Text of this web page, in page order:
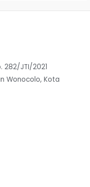
282/JTI/2021
Wonocolo, Kota